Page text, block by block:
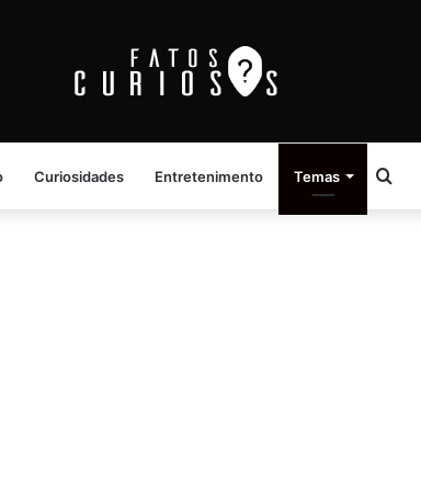
Curiosidades Entretenimento Temas